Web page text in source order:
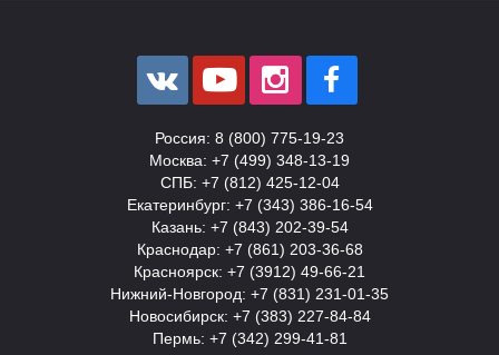
Россия: 8 (800) 775-19-23
Москва: +7 (499) 348-13-19
СПБ: +7 (812) 425-12-04
Екатеринбург: +7 (343) 386-16-54
Казань: +7 (843) 202-39-54
Краснодар: +7 (861) 203-36-68
Красноярск: +7 (3912) 49-66-21
Нижний-Новгород: +7 (831) 231-01-35
Новосибирск: +7 (383) 227-84-84
Пермь: +7 (342) 299-41-81